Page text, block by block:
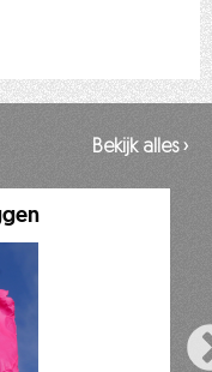
Bekijk alles ›